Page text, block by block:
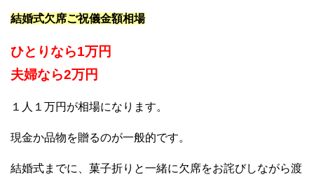
結婚式欠席ご祝儀金額相場
ひとりなら1万円
夫婦なら2万円
１人１万円が相場になります。
現金か品物を贈るのが一般的です。
結婚式までに、菓子折りと一緒に欠席をお詫びしながら渡